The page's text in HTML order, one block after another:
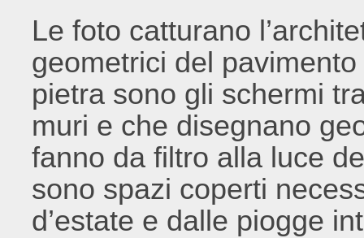
Le foto catturano
geometrici del
pietra sono gli schermi
muri e che disegnano
fanno da filtro alla luce
sono spazi coperti
d’estate e dalle piogge